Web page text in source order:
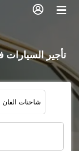
تأجير
شاحنات الفان